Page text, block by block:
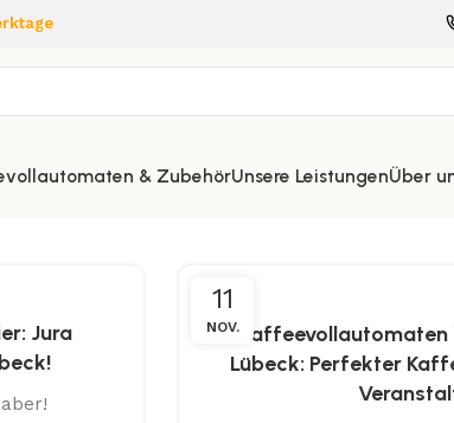
& ZubehörUnsere LeistungenÜber
Jura
11
NOV.Kaffeevollautomaten
Lübeck: Perfekter